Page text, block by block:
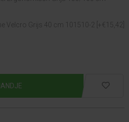
Velcro Grijs 40 cm 101510-2 [+€15,42]